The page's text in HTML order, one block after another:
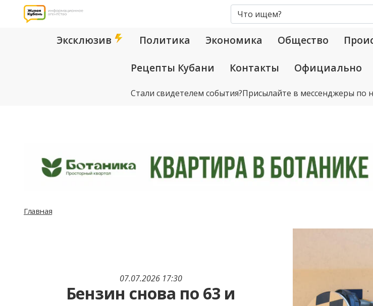
Эксклюзив Политика Экономика Общество
Рецепты Кубани Контакты Официально
Стали свидетелем события?Присылайте в мессенджеры по
Главная
07.07.2026 17:30
Бензин снова по 63 и